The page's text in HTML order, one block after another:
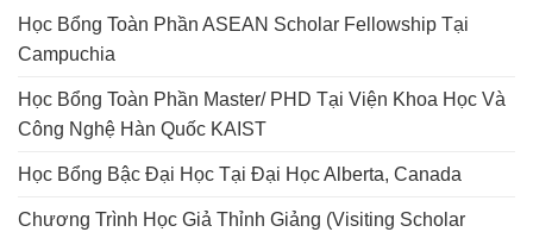
Học Bổng Toàn Phần ASEAN Scholar Fellowship Tại
Campuchia
Học Bổng Toàn Phần Master/ PHD Tại Viện Khoa Học Và
Công Nghệ Hàn Quốc KAIST
Học Bổng Bậc Đại Học Tại Đại Học Alberta, Canada
Chương Trình Học Giả Thỉnh Giảng (Visiting Scholar